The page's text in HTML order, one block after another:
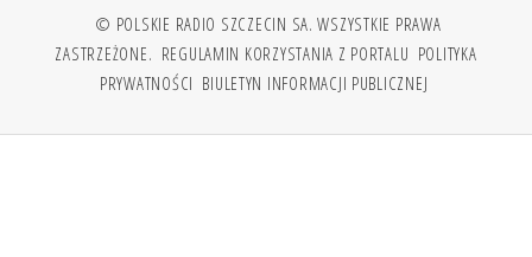
© POLSKIE RADIO SZCZECIN SA. WSZYSTKIE PRAWA
ZASTRZEŻONE. REGULAMIN KORZYSTANIA Z PORTALU POLITYKA
PRYWATNOŚCI BIULETYN INFORMACJI PUBLICZNEJ